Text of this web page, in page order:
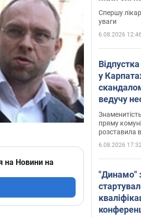
на Новини на
Спершу
уваги
6.08.2026 12:46
у
ведучу
захейтили
пряму
розставила
6.08.2026
"Динамо"